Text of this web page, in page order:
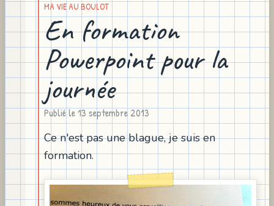
MA VIE AU BOULOT
En formation
Powerpoint pour la
journée
Publié le13 septembre 2013
Ce n'est pas une blague, je suis en
formation.